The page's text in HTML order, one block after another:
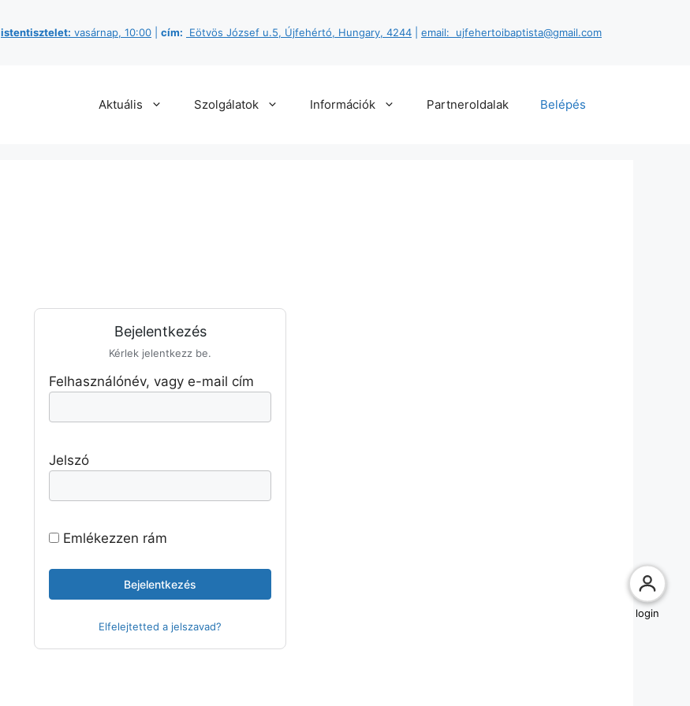
istentisztelet: vasárnap, 10:00 cím: Eötvös József u.5, Újfehértó, Hungary, 4244 email: ujfehertoibaptista@gmail.com
Aktuális Szolgálatok Információk Partneroldalak Belépés
Bejelentkezés
Kérlek jelentkezz be.
Felhasználónév, vagy e-mail cím
Jelszó
Emlékezzen rám
Elfelejtetted a jelszavad?
login